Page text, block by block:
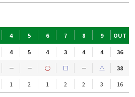
4 5 6 7 8 9 OUT
4 5 4 3 4 4
36
－ － ○ □ － △
38
1 2 1 2 2 3 16